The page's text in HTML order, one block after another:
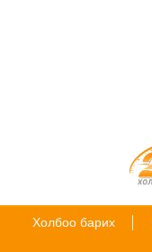
Холбоо барих